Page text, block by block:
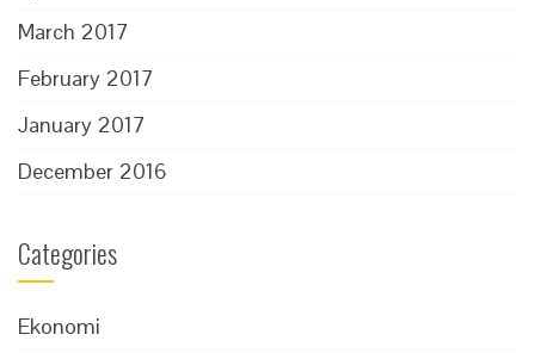
March 2017
February 2017
January 2017
December 2016
Categories
Ekonomi